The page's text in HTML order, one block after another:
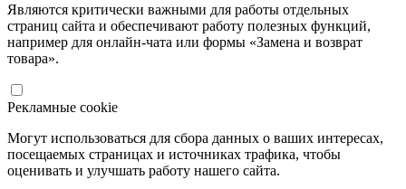
Являются критически важными для работы отдельных
страниц сайта и обеспечивают работу полезных функций,
например для онлайн-чата или формы «Замена и возврат
товара».
Рекламные cookie
Могут использоваться для сбора данных о ваших интересах,
посещаемых страницах и источниках трафика, чтобы
оценивать и улучшать работу нашего сайта.